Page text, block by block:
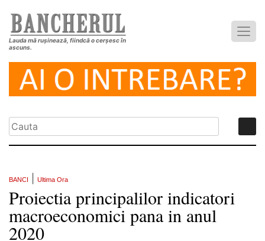
Lauda mă rușinează, fiindcă o cerșesc în
ascuns.
BANCI Ultima Ora
Proiectia principalilor indicatori
macroeconomici pana in anul
2020